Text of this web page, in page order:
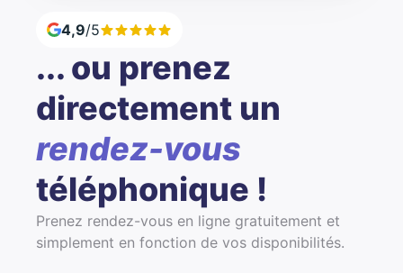
4,9/5
... ou prenez
directement un
rendez-vous
téléphonique !
Prenez rendez-vous en ligne gratuitement et
simplement en fonction de vos disponibilités.